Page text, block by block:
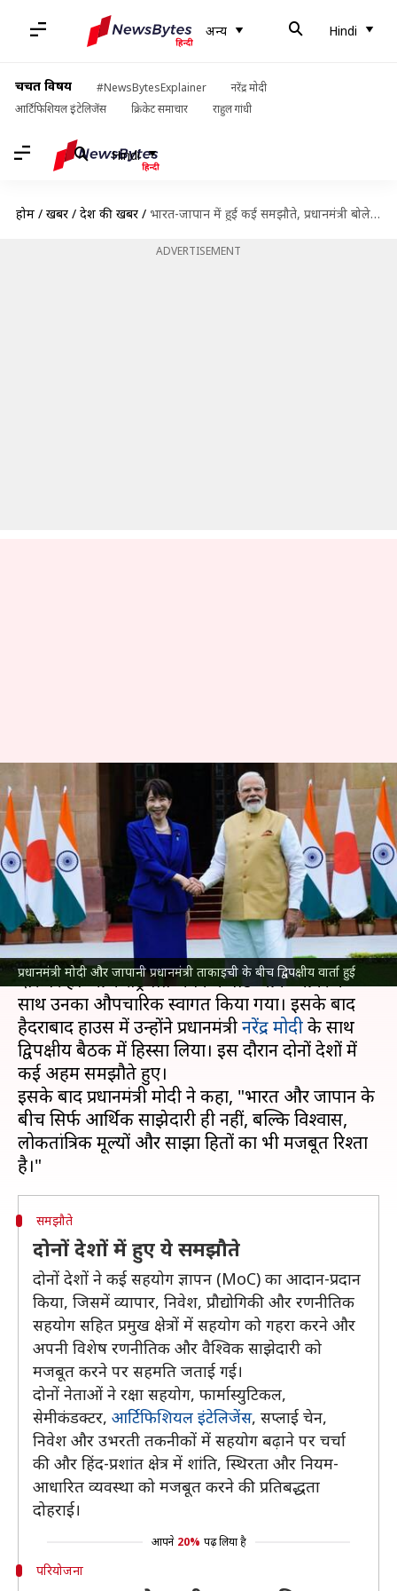
अन्य Hindi
चर्चित विषय #NewsBytesExplainer
नरेंद्र मोदी
आर्टिफिशियल इंटेलिजेंस
क्रिकेट समाचार राहुल गांधी
Hindi
होम / खबरें / देश की खबरें / भारत-जापान में हुई कई समझौते, प्रधानमंत्री बोले- दोनों देशों की साझेदारी का नया अध्याय शुरू
ADVERTISEMENT
प्रधानमंत्री मोदी और जापानी प्रधानमंत्री ताकाइची के बीच द्विपक्षीय वार्ता हुई
भारत-जापान में हुई कई समझौते,
प्रधानमंत्री बोले- दोनों देशों की
साझेदारी का नया अध्याय शुरू
लेखन आबिद खान Jul 02, 2026 02:11 pm
क्या है खबर?
जापानकी प्रधानमंत्री सनाए ताकाइची अपने पहले भारत
दौरे पर हैं। आज राष्ट्रपति भवन में गार्ड ऑफ ऑनर के
साथ उनका औपचारिक स्वागत किया गया। इसके बाद
हैदराबाद हाउस में उन्होंने प्रधानमंत्रीनरेंद्र मोदीके साथ
द्विपक्षीय बैठक में हिस्सा लिया। इस दौरान दोनों देशों में
कई अहम समझौते हुए।
इसके बाद प्रधानमंत्री मोदी ने कहा, "भारत और जापान के
बीच सिर्फ आर्थिक साझेदारी ही नहीं, बल्कि विश्वास,
लोकतांत्रिक मूल्यों और साझा हितों का भी मजबूत रिश्ता
समझौते
दोनों देशों में हुए ये समझौते
दोनों देशों ने कई सहयोग ज्ञापन (MoC) का आदान-प्रदान
किया, जिसमें व्यापार, निवेश, प्रौद्योगिकी और रणनीतिक
सहयोग सहित प्रमुख क्षेत्रों में सहयोग को गहरा करने और
अपनी विशेष रणनीतिक और वैश्विक साझेदारी को
मजबूत करने पर सहमति जताई गई।
दोनों नेताओं ने रक्षा सहयोग, फार्मास्युटिकल,
सेमीकंडक्टर, आर्टिफिशियल इंटेलिजेंस, सप्लाई चेन,
निवेश और उभरती तकनीकों में सहयोग बढ़ाने पर चर्चा
की और हिंद-प्रशांत क्षेत्र में शांति, स्थिरता और नियम-
आधारित व्यवस्था को मजबूत करने की प्रतिबद्धता
दोहराई।
आपने 20% पढ़ लिया है
परियोजना